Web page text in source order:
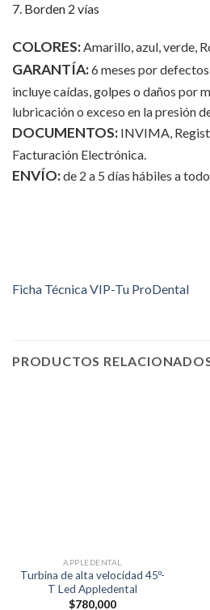
7. Borden 2 vías
COLORES:Amarillo, azul, verde,
GARANTÍA:6 meses por
incluye caídas, golpes o daños por
lubricación o exceso en la presión
DOCUMENTOS: INVIMA,
Facturación Electrónica.
ENVÍO:de 2 a 5 días hábiles a
Ficha Técnica VIP-Tu ProDental
PRODUCTOS
APPLEDENTAL
Turbina de alta velocidad 45º-
T Led Appledental
$780,000